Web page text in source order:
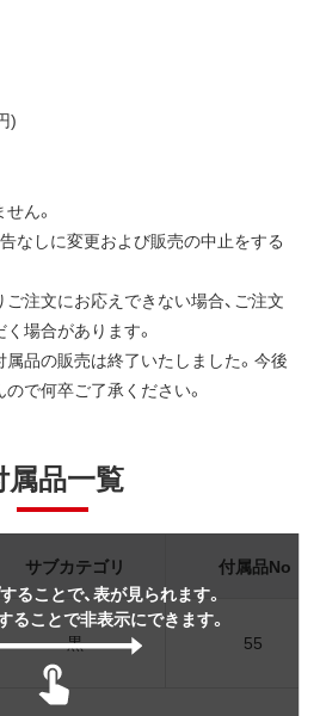
)
ん。
なしに変更および販売の中止をする
注文にお応えできない場合、ご注文
場合があります。
品の販売は終了いたしました。今後
で何卒ご了承ください。
属品一覧
ることで、表が見られます。
ることで非表示にできます。
サブカテゴリ 付属品No
黒 55